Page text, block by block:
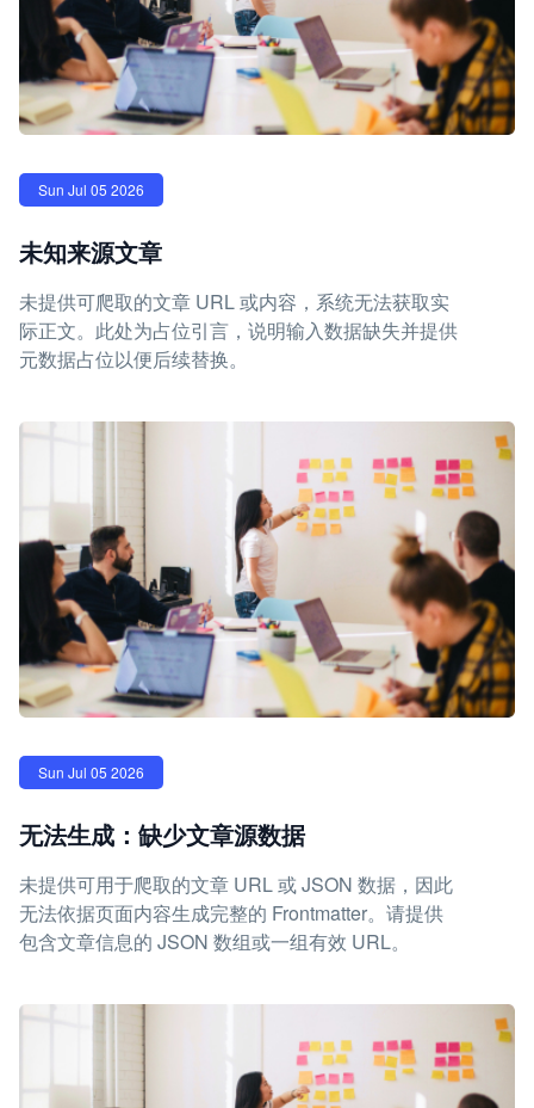
Sun Jul 05 2026
未知来源文章
未提供可爬取的文章 URL 或内容，系统无法获取实
际正文。此处为占位引言，说明输入数据缺失并提供
元数据占位以便后续替换。
Sun Jul 05 2026
无法生成：缺少文章源数据
未提供可用于爬取的文章 URL 或 JSON 数据，因此
无法依据页面内容生成完整的 Frontmatter。请提供
包含文章信息的 JSON 数组或一组有效 URL。